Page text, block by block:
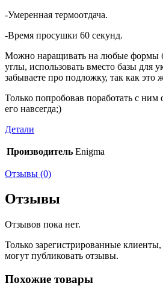
-Умеренная термоотдача.
-Время просушки 60 секунд.
Можно наращивать на любые формы
углы, использовать вместо базы для
забываете про подложку, так как это
Только попробовав поработать с
его навсегда;)
Детали
Производитель Enigma
Отзывы (0)
Отзывы
Отзывов пока нет.
Только зарегистрированные
могут публиковать отзывы.
Похожие товары